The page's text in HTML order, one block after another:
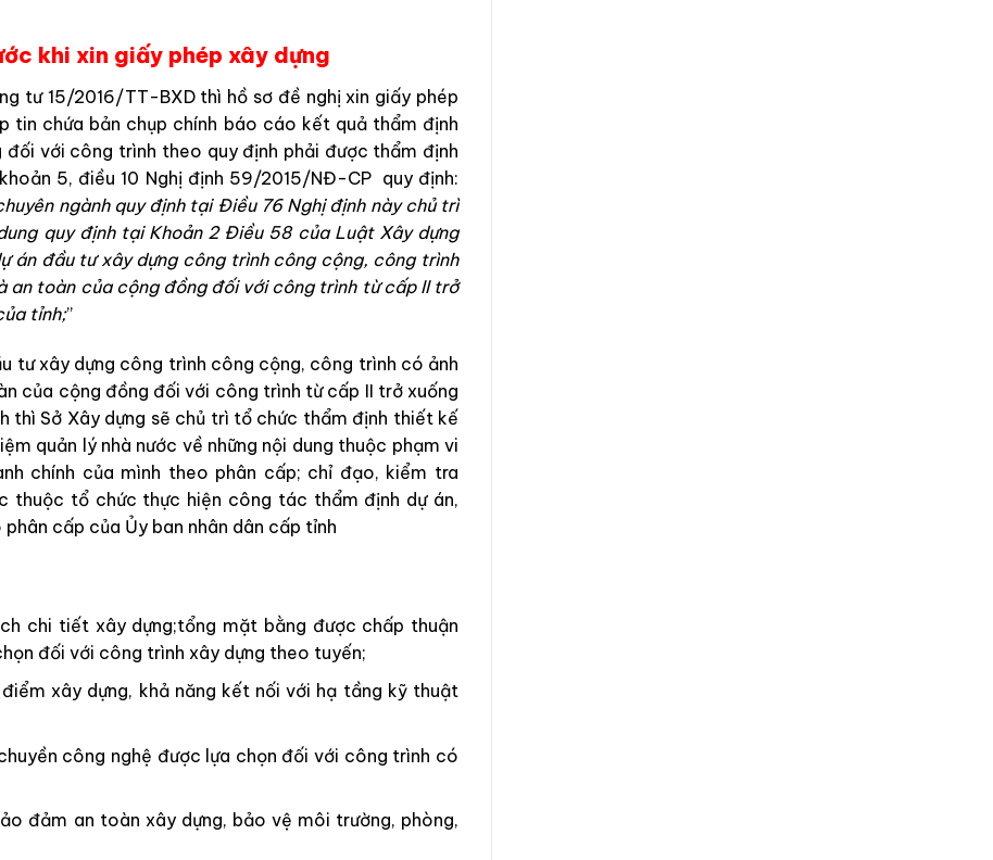
khi xin giấy phép xây dựng
tư 15/2016/TT-BXD thì hồ sơ đề nghị xin giấy phép
tin chứa bản chụp chính báo cáo kết quả thẩm định
với công trình theo quy định phải được thẩm định
5, điều 10 Nghị định 59/2015/NĐ-CP quy định:
ngành quy định tại Điều 76 Nghị định này chủ trì
quy định tại Khoản 2 Điều 58 của Luật Xây dựng
án đầu tư xây dựng công trình công cộng, công trình
an toàn của cộng đồng đối với công trình từ cấp II trở
tỉnh;”
tư xây dựng công trình công cộng, công trình có ảnh
của cộng đồng đối với công trình từ cấp II trở xuống
thì Sở Xây dựng sẽ chủ trì tổ chức thẩm định thiết kế
quản lý nhà nước về những nội dung thuộc phạm vi
chính của mình theo phân cấp; chỉ đạo, kiểm tra
thuộc tổ chức thực hiện công tác thẩm định dự án,
cấp của Ủy ban nhân dân cấp tỉnh
chi tiết xây dựng;tổng mặt bằng được chấp thuận
đối với công trình xây dựng theo tuyến;
xây dựng, khả năng kết nối với hạ tầng kỹ thuật
công nghệ được lựa chọn đối với công trình có
đảm an toàn xây dựng, bảo vệ môi trường, phòng,